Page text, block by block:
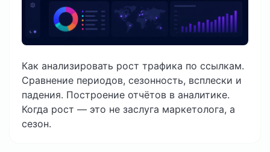
Как анализировать рост трафика по ссылкам.
Сравнение периодов, сезонность, всплески и
падения. Построение отчётов в аналитике.
Когда рост — это не заслуга маркетолога, а
сезон.